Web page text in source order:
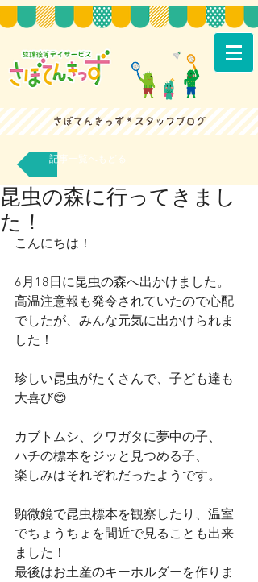
記事一覧へもどる
昆虫の森に行ってきまし
た！
こんにちは！
6月18日に昆虫の森へ出かけました。
高温注意報も発令されていたので心配
でしたが、みんな元気に出かけられま
した！
珍しい昆虫がたくさんで、子ども達も
大喜び😊
カブトムシ、クワガタに夢中の子、
ハチの標本をジッと見つめる子、
楽しみはそれぞれだったようです。
顕微鏡で昆虫標本を観察したり、温室
でちょうちょを間近で見ることも出来
ました！
最後はお土産のキーホルダーを作りま